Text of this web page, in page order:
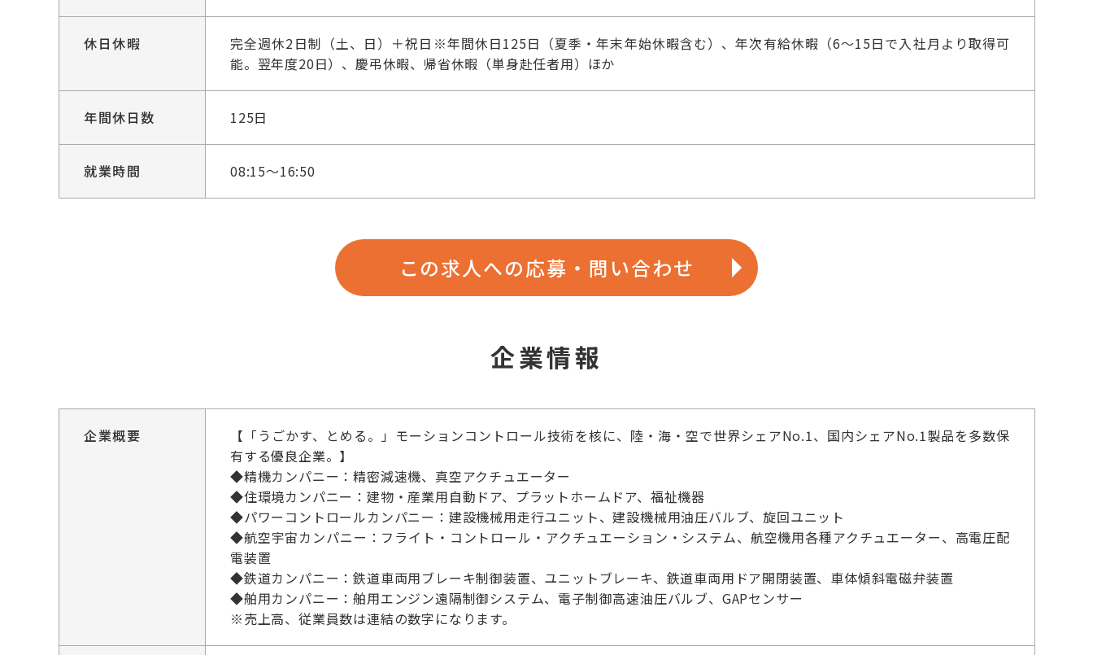
休日休暇
完全週休2日制（土、日）＋祝日※年間休日125日（夏季・年末年始休暇含む）、年次有給休暇（6～15日で入社月より取得可
能。翌年度20日）、慶弔休暇、帰省休暇（単身赴任者用）ほか
年間休日数 125日
就業時間 08:15～16:50
この求人への応募・問い合わせ
企業情報
企業概要
【「うごかす、とめる。」モーションコントロール技術を核に、陸・海・空で世界シェアNo.1、国内シェアNo.1製品を多数保
有する優良企業。】
◆精機カンパニー：精密減速機、真空アクチュエーター
◆住環境カンパニー：建物・産業用自動ドア、プラットホームドア、福祉機器
◆パワーコントロールカンパニー：建設機械用走行ユニット、建設機械用油圧バルブ、旋回ユニット
◆航空宇宙カンパニー：フライト・コントロール・アクチュエーション・システム、航空機用各種アクチュエーター、高電圧配
電装置
◆鉄道カンパニー：鉄道車両用ブレーキ制御装置、ユニットブレーキ、鉄道車両用ドア開閉装置、車体傾斜電磁弁装置
◆舶用カンパニー：舶用エンジン遠隔制御システム、電子制御高速油圧バルブ、GAPセンサー
※売上高、従業員数は連結の数字になります。